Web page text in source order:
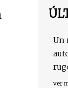
Un
ver